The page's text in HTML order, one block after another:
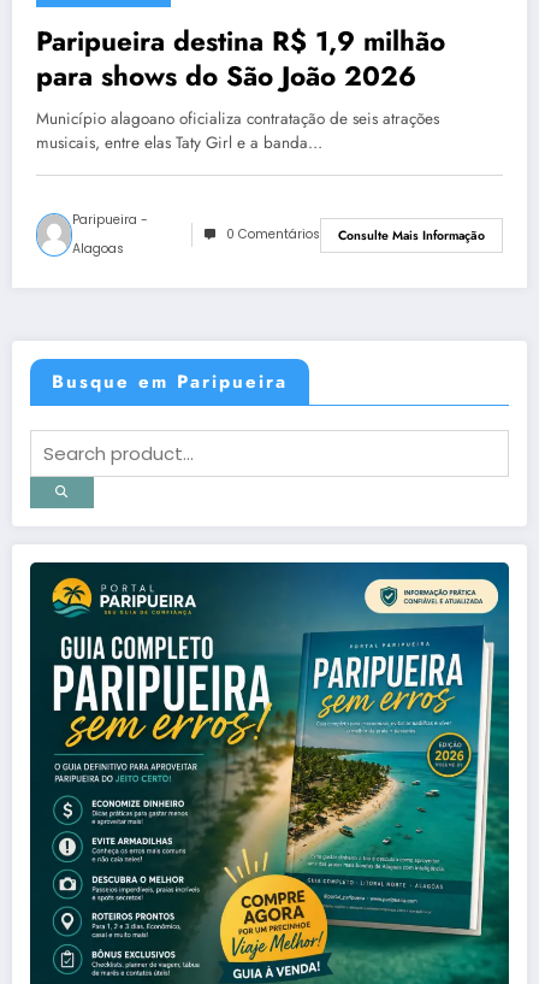
Paripueira destina R$ 1,9 milhão
para shows do São João 2026
Município alagoano oficializa contratação de seis atrações
musicais, entre elas Taty Girl e a banda…
Paripueira -
Alagoas
0 Comentários Consulte Mais Informação
Busque em Paripueira